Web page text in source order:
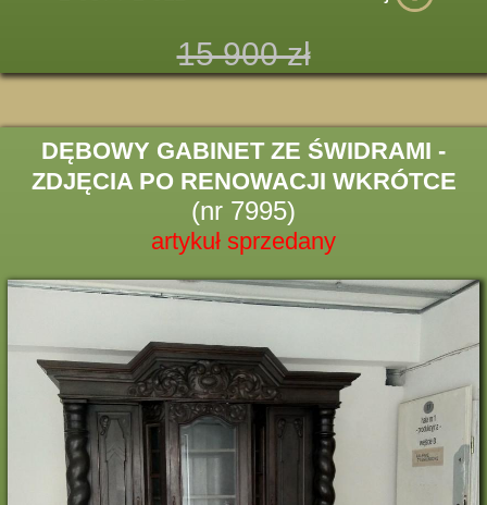
15 900 zł
DĘBOWY GABINET ZE ŚWIDRAMI -
ZDJĘCIA PO RENOWACJI WKRÓTCE
(nr 7995)
artykuł sprzedany